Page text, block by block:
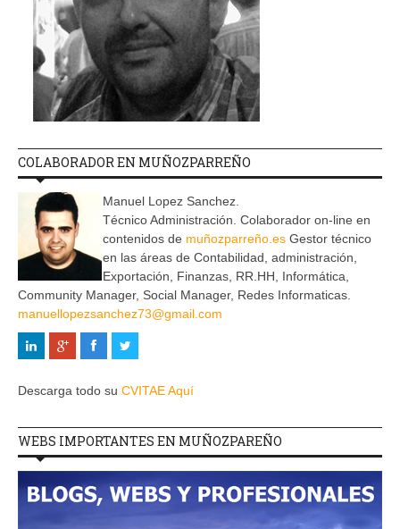
COLABORADOR EN MUÑOZPARREÑO
Manuel Lopez Sanchez.
Técnico Administración. Colaborador on-line en
contenidos de muñozparreño.es Gestor técnico
en las áreas de Contabilidad, administración,
Exportación, Finanzas, RR.HH, Informática,
Community Manager, Social Manager, Redes Informaticas.
manuellopezsanchez73@gmail.com
Descarga todo su CVITAE Aquí
WEBS IMPORTANTES EN MUÑOZPAREÑO